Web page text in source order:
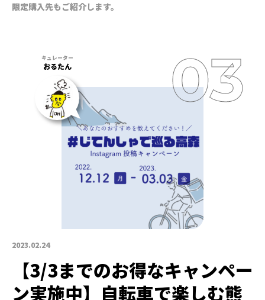
限定購入先もご紹介します。
2023.02.24
おるたん
【3/3までのお得なキャンペー
ン実施中】自転車で楽しむ熊